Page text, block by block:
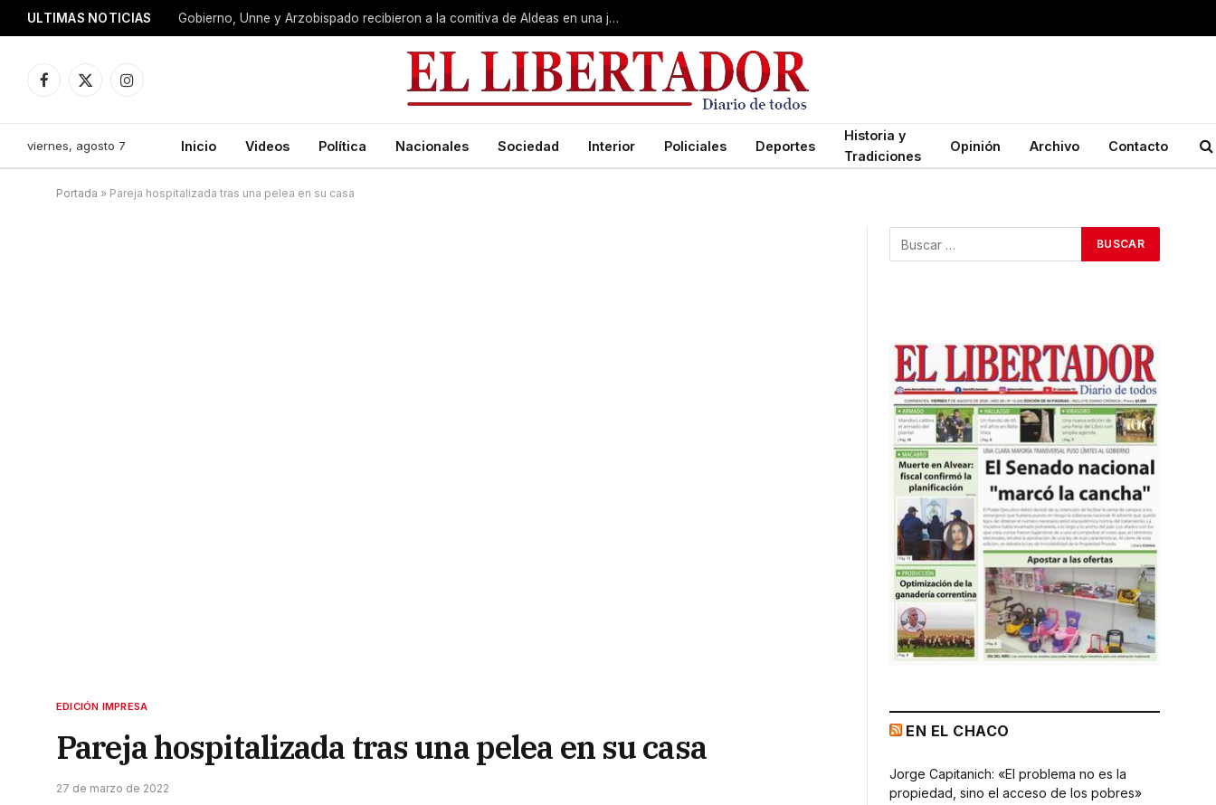
ULTIMAS NOTICIAS Gobierno, Unne y Arzobispado recibieron a la comitiva de Aldeas en una jornada de reuniones estratégicas
Facebook
X
Instagram
viernes, agosto 7 Inicio Videos Política Nacionales Sociedad Interior Policiales Deportes
Historia y
Tradiciones
Opinión Archivo Contacto
Portada » Pareja hospitalizada tras una pelea en su casa
EDICIÓN IMPRESA
Pareja hospitalizada tras una pelea en su casa
27 de marzo de 2022
EN EL CHACO
Jorge Capitanich: «El problema no es la
propiedad, sino el acceso de los pobres»